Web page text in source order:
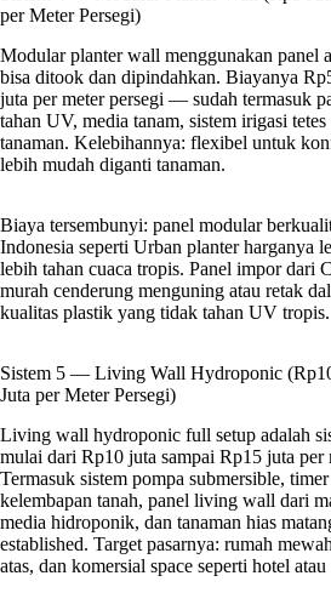
per Meter Persegi)
Modular planter wall menggunakan panel
bisa ditook dan dipindahkan. Biayanya
juta per meter persegi — sudah termasuk
tahan UV, media tanam, sistem irigasi
tanaman. Kelebihannya: flexibel untuk
lebih mudah diganti tanaman.
Biaya tersembunyi: panel modular
Indonesia seperti Urban planter harganya
lebih tahan cuaca tropis. Panel impor dari
murah cenderung menguning atau retak
kualitas plastik yang tidak tahan UV tropis.
Sistem 5 — Living Wall Hydroponic
Juta per Meter Persegi)
Living wall hydroponic full setup adalah
mulai dari Rp10 juta sampai Rp15 juta per
Termasuk sistem pompa submersible,
kelembapan tanah, panel living wall dari
media hidroponik, dan tanaman hias
established. Target pasarnya: rumah
atas, dan komersial space seperti hotel atau